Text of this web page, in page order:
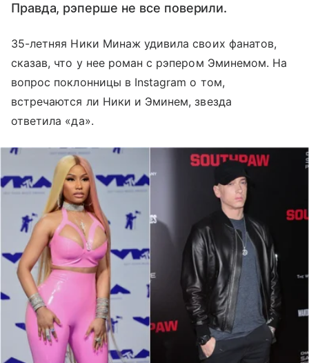
Правда, рэперше не все поверили.
35-летняя Ники Минаж удивила своих фанатов,
сказав, что у нее роман с рэпером Эминемом. На
вопрос поклонницы в Instagram о том,
встречаются ли Ники и Эминем, звезда
ответила «да».